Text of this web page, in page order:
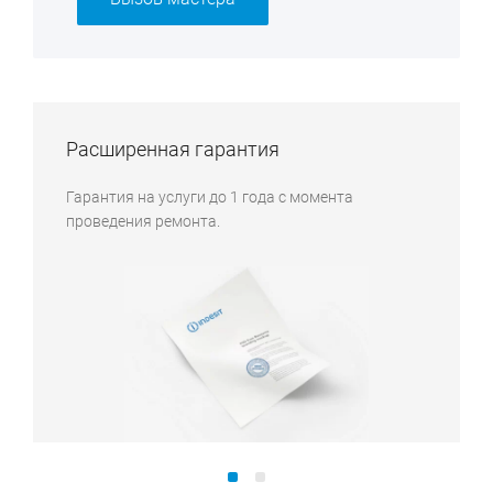
Расширенная гарантия
Гарантия на услуги до 1 года с момента
проведения ремонта.